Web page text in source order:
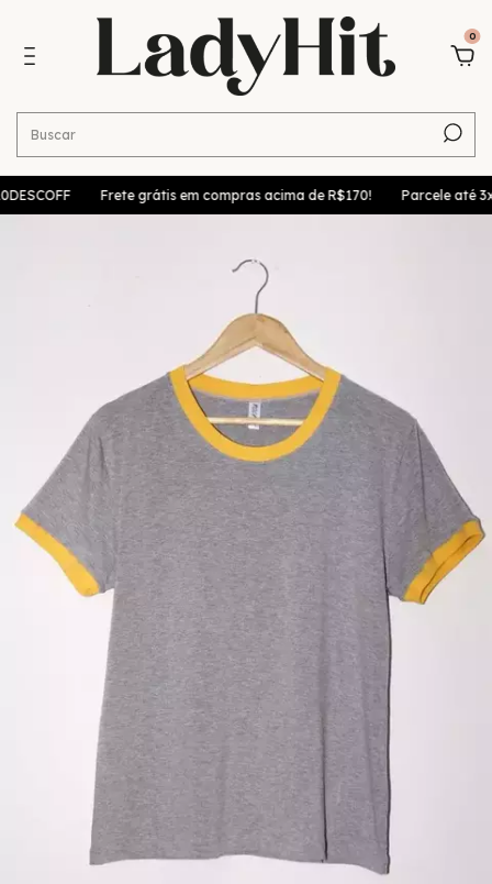
0
Frete grátis em compras acima de R$170! Parcele até 3x